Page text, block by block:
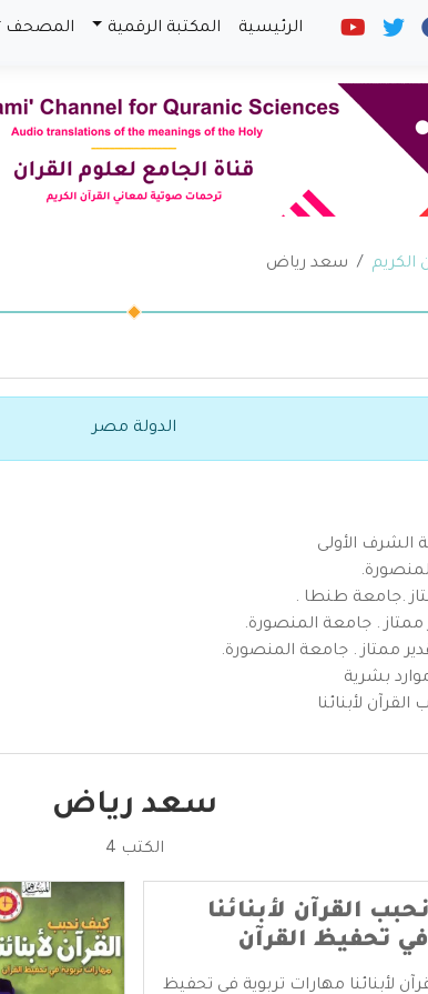
الرئيسية المكتبة الرقمية المصحف
الكريم سعد رياض
الدولة مصر
بشرية
لأبنائنا
سعد رياض
الكتب 4
القرآن لأبنائنا
تحفيظ القرآن
لأبنائنا مهارات تربوية في تحفيظ